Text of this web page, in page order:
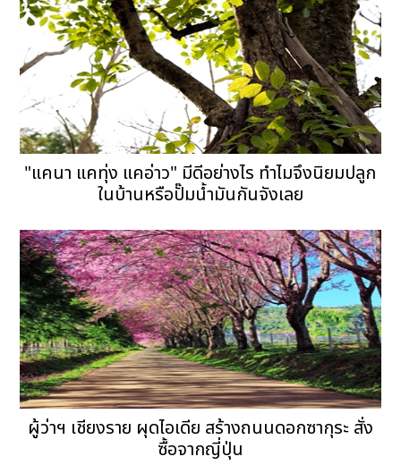
"แคนา แคทุ่ง แคอ่าว" มีดีอย่างไร ทำไมจึงนิยมปลูก
ในบ้านหรือปั๊มน้ำมันกันจังเลย
ผู้ว่าฯ เชียงราย ผุดไอเดีย สร้างถนนดอกซากุระ สั่ง
ซื้อจากญี่ปุ่น